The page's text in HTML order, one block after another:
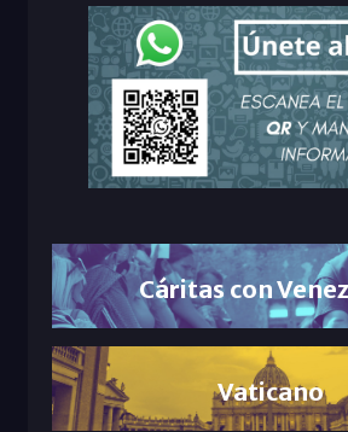
Cáritas con
Vaticano